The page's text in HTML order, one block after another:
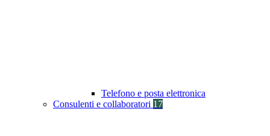
Telefono e posta elettronica
Consulenti e collaboratori 17